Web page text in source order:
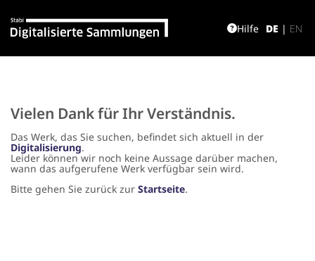
DE | EN
Hilfe
Vielen Dank für Ihr Verständnis.
Das Werk, das Sie suchen, befindet sich aktuell in der
Digitalisierung.
Leider können wir noch keine Aussage darüber machen,
wann das aufgerufene Werk verfügbar sein wird.
Bitte gehen Sie zurück zur Startseite.